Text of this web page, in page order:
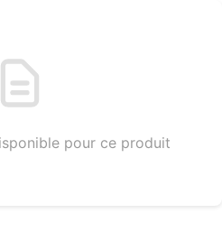
pour ce produit